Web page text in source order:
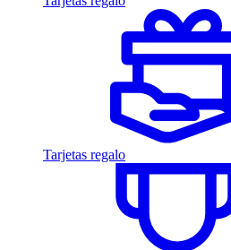
Tarjetas regalo